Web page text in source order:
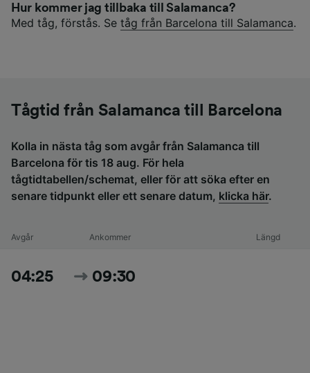
Hur kommer jag tillbaka till Salamanca?
Med tåg, förstås. Se tåg från Barcelona till Salamanca.
Tågtid från Salamanca till Barcelona
Kolla in nästa tåg som avgår från Salamanca till
Barcelona för tis 18 aug. För hela
tågtidtabellen/schemat, eller för att söka efter en
senare tidpunkt eller ett senare datum, klicka här.
Avgår Ankommer Längd
04:25 09:30